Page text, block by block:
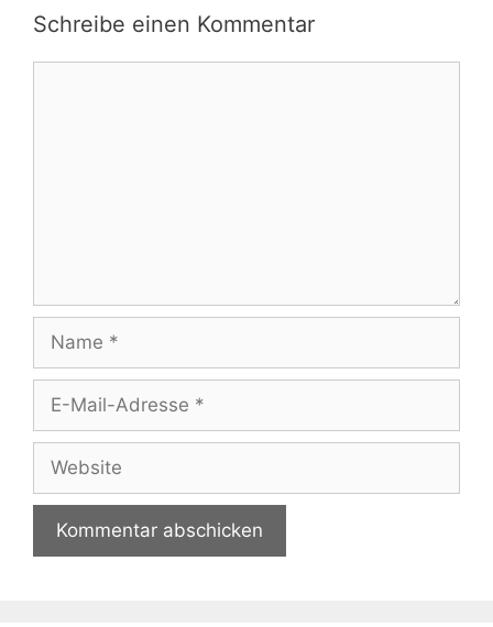
Schreibe einen Kommentar
Name
Adresse
Website